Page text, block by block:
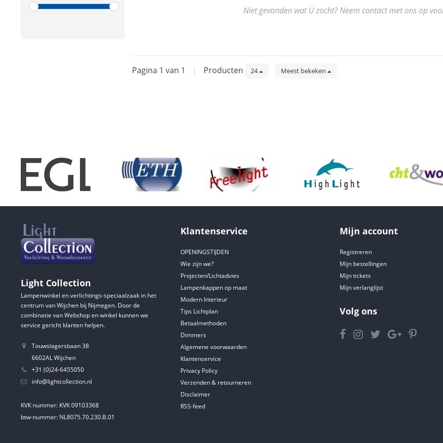
Niet gevonden wat U zocht? Neem contact met ons op
Pagina 1 van 1 | Producten 24 Meest bekeken
Light Collection
Lampenwinkel en verlichtings-speciaalzaak in het
centrum van Wijchen bij Nijmegen. Door de
combinatie van Webshop en winkel kunnen we
service gericht klanten helpen.
Touwslagersbaan 38
6602AL Wijchen
+31 (0)24-6455050
info@lightcollection.nl
KVK nummer: KVK 09103368
btw-nummer: NL8075.70.230.B.01
Klantenservice
OPENINGSTIJDEN
Wie zijn we?
Projecten/Lichtadvies
Lampenkappen op maat
Modern Interieur
Tips Lichtplan
Betaalmethoden
Dimmers
Algemene voorwaarden
Klantenservice
Privacy Policy
Verzenden & retourneren
Disclaimer
RSS-feed
Mijn account
Registreren
Mijn bestellingen
Mijn tickets
Mijn verlanglijst
Volg ons